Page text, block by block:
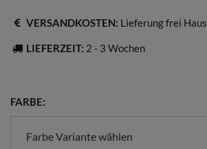
VERSANDKOSTEN: Lieferung frei Haus
LIEFERZEIT: 2 - 3 Wochen
FARBE:
Farbe Variante wählen